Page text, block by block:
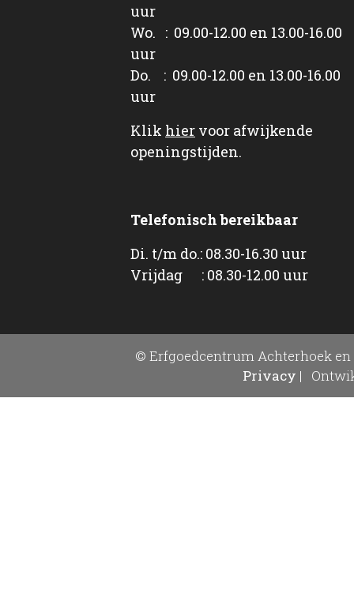
uur
Wo. : 09.00-12.00 en 13.00-16.00
uur
Do. : 09.00-12.00 en 13.00-16.00
uur
Klik hier voor afwijkende
openingstijden.
Telefonisch bereikbaar
Di. t/m do.: 08.30-16.30 uur
Vrijdag : 08.30-12.00 uur
© Erfgoedcentrum Achterhoek en
Privacy |